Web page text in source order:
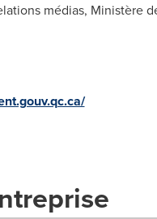
médias, Ministère